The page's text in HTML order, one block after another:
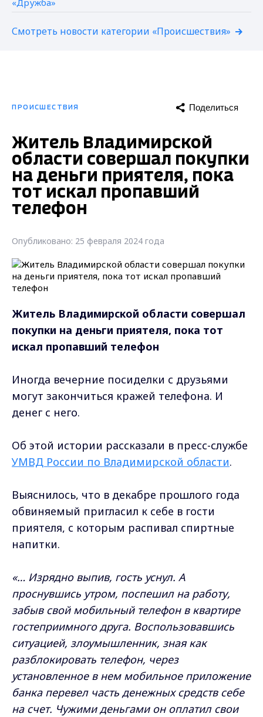
Смотреть новости категории «Происшествия»
ПРОИСШЕСТВИЯ Поделиться
Житель Владимирской
области совершал покупки
на деньги приятеля, пока
тот искал пропавший
телефон
Опубликовано: 25 февраля 2024 года
Житель Владимирской области совершал
покупки на деньги приятеля, пока тот
искал пропавший телефон
Иногда вечерние посиделки с друзьями
могут закончиться кражей телефона. И
денег с него.
Об этой истории рассказали в пресс-службе
УМВД России по Владимирской области.
Выяснилось, что в декабре прошлого года
обвиняемый пригласил к себе в гости
приятеля, с которым распивал спиртные
напитки.
«… Изрядно выпив, гость уснул. А
проснувшись утром, поспешил на работу,
забыв свой мобильный телефон в квартире
гостеприимного друга. Воспользовавшись
ситуацией, злоумышленник, зная как
разблокировать телефон, через
установленное в нем мобильное приложение
банка перевел часть денежных средств себе
на счет. Чужими деньгами он оплатил свои